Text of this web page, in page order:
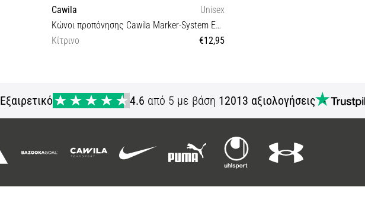
Cawila
Unisex
Κώνοι προπόνησης Cawila Marker-System Ecke 4 pcs 27 x 7,5cm
Κίτρινο
€12,95
Εξαιρετικό 4.6 από 5 με βάση 12013 αξιολογήσεις